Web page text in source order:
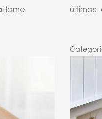
últimos